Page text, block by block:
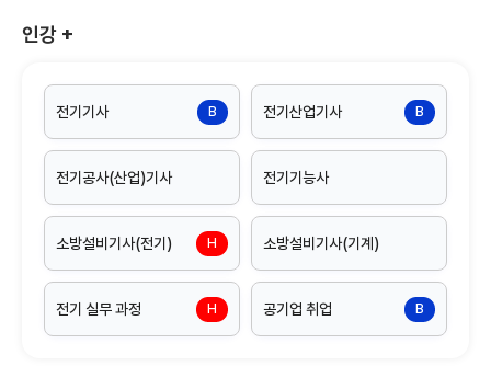
인강 +
전기기사 B 전기산업기사 B
전기공사(산업)기사 전기기능사
소방설비기사(전기) H 소방설비기사(기계)
전기 실무 과정 H 공기업 취업 B